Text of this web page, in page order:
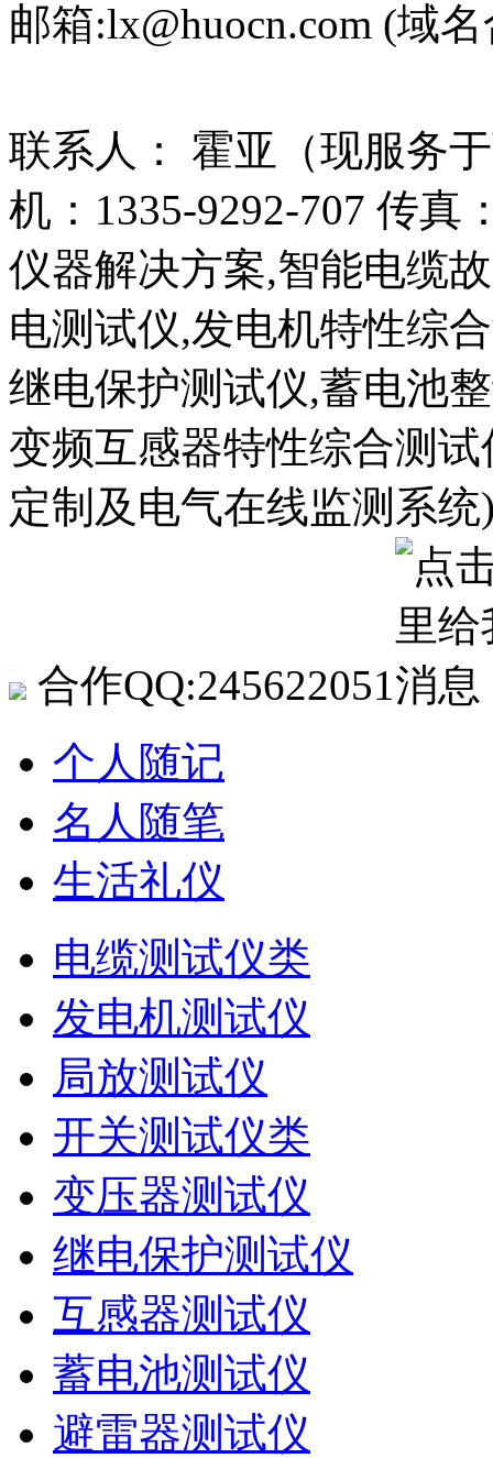
邮箱:lx@huocn.com (域
联系人： 霍亚（现服务
机：1335-9292-707 传真
仪器解决方案,智能电缆
电测试仪,发电机特性综
继电保护测试仪,蓄电池
变频互感器特性综合测
定制及电气在线监测系统
合作QQ:245622051
个人随记
名人随笔
生活礼仪
电缆测试仪类
发电机测试仪
局放测试仪
开关测试仪类
变压器测试仪
继电保护测试仪
互感器测试仪
蓄电池测试仪
避雷器测试仪